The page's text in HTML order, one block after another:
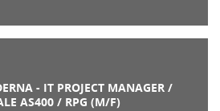
- IT PROJECT MANAGER /
AS400 / RPG (M/F)